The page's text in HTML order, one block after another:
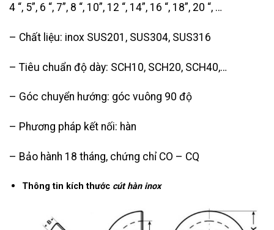
4 “, 5”, 6 “, 7”, 8 “, 10”, 12 “, 14”, 16 “, 18”, 20 “, …
– Chất liệu: inox SUS201, SUS304, SUS316
– Tiêu chuẩn độ dày: SCH10, SCH20, SCH40,…
– Góc chuyển hướng: góc vuông 90 độ
– Phương pháp kết nối: hàn
– Bảo hành 18 tháng, chứng chỉ CO – CQ
Thông tin kích thước cút hàn inox